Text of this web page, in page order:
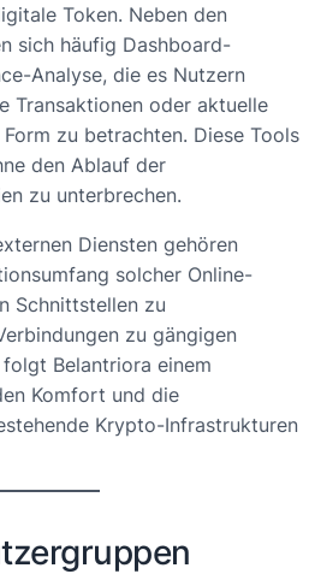
Token. Neben den
sich häufig Dashboard-
Analyse, die es Nutzern
Transaktionen oder aktuelle
zu betrachten. Diese Tools
den Ablauf der
zu unterbrechen.
Diensten gehören
solcher Online-
Schnittstellen zu
zu gängigen
Belantriora einem
Komfort und die
Krypto-Infrastrukturen